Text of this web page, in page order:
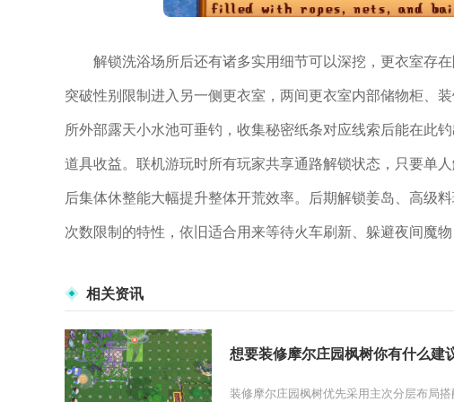
解锁洗浴场所后还有诸多实用细节可以深挖，更衣室存
突破性别限制进入另一侧更衣室，两间更衣室内部储物柜、
所外部露天小水池可垂钓，收集秘密纸条对应线索后能在此
道具收益。联机游玩时所有玩家共享通路解锁状态，只要单
后集体休整能大幅提升整体开荒效率。后期解锁姜岛、高级
次数限制的特性，依旧适合用来等待火车刷新、躲避夜间魔
相关资讯
想要装修摩尔庄园枫树你有什么建
装修摩尔庄园枫树优先采用主次分层布局